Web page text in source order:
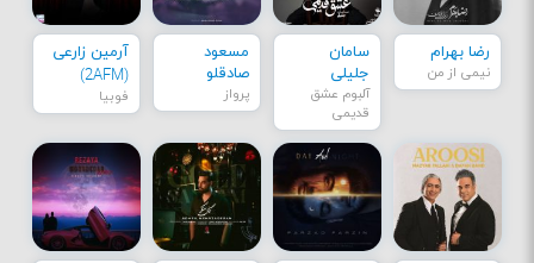
رضا بهرام
نیمی از من
سامان
جلیلی
آلبوم عشق
قدیمی
مسعود
صادقلو
پرواز
آرمین زارعی
(2AFM)
فوبیا